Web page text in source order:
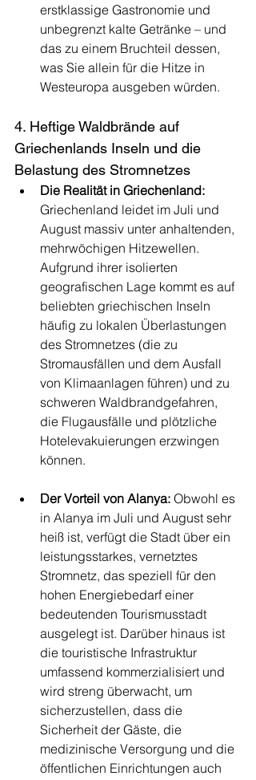
erstklassige Gastronomie und
unbegrenzt kalte Getränke – und
das zu einem Bruchteil dessen,
was Sie allein für die Hitze in
Westeuropa ausgeben würden.
4. Heftige Waldbrände auf
Griechenlands Inseln und die
Belastung des Stromnetzes
Die Realität in Griechenland:
Griechenland leidet im Juli und
August massiv unter anhaltenden,
mehrwöchigen Hitzewellen.
Aufgrund ihrer isolierten
geografischen Lage kommt es auf
beliebten griechischen Inseln
häufig zu lokalen Überlastungen
des Stromnetzes (die zu
Stromausfällen und dem Ausfall
von Klimaanlagen führen) und zu
schweren Waldbrandgefahren,
die Flugausfälle und plötzliche
Hotelevakuierungen erzwingen
können.
Der Vorteil von Alanya: Obwohl es
in Alanya im Juli und August sehr
heiß ist, verfügt die Stadt über ein
leistungsstarkes, vernetztes
Stromnetz, das speziell für den
hohen Energiebedarf einer
bedeutenden Tourismusstadt
ausgelegt ist. Darüber hinaus ist
die touristische Infrastruktur
umfassend kommerzialisiert und
wird streng überwacht, um
sicherzustellen, dass die
Sicherheit der Gäste, die
medizinische Versorgung und die
öffentlichen Einrichtungen auch